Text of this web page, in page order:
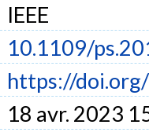
IEEE
10.1109/
https://
18 avr. 2023